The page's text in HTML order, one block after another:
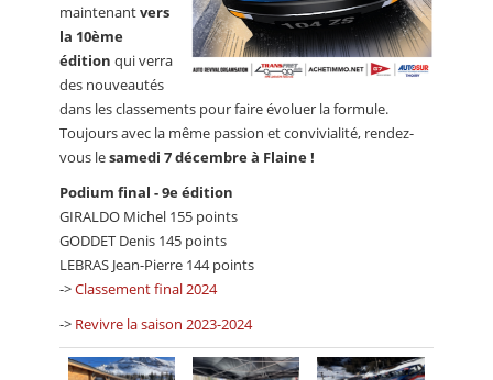
maintenantvers
la 10ème
édition qui verra
des nouveautés
dans les classements pour faire évoluer la formule.
Toujours avec la même passion et convivialité, rendez-
vous lesamedi 7 décembre à Flaine !
Podium final - 9e édition
GIRALDO Michel 155 points
GODDET Denis 145 points
LEBRAS Jean-Pierre 144 points
->Classement final 2024
-> Revivre la saison 2023-2024